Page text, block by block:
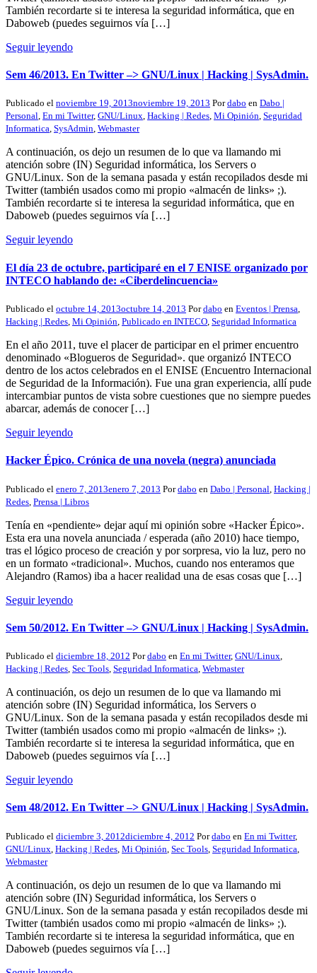
También recordarte si te interesa la seguridad informática, que en
Daboweb (puedes seguirnos vía […]
Seguir leyendo
Sem 46/2013. En Twitter –> GNU/Linux | Hacking | SysAdmin.
Publicado el noviembre 19, 2013noviembre 19, 2013 Pordabo en Dabo |
Personal, En mi Twitter, GNU/Linux, Hacking | Redes, Mi Opinión, Seguridad
Informatica, SysAdmin, Webmaster
A continuación, os dejo un resumen de lo que va llamando mi
atención sobre (IN) Seguridad informática, los Servers o
GNU/Linux. Son de la semana pasada y están recopilados desde mi
Twitter (también usados como mi propio «almacén de links» ;).
También recordarte si te interesa la seguridad informática, que en
Daboweb (puedes seguirnos vía […]
Seguir leyendo
El día 23 de octubre, participaré en el 7 ENISE organizado por
INTECO hablando de: «Ciberdelincuencia»
Publicado el octubre 14, 2013octubre 14, 2013 Pordabo en Eventos | Prensa,
Hacking | Redes, Mi Opinión, Publicado en INTECO, Seguridad Informatica
En el año 2011, tuve el placer de participar en el primer encuentro
denominado «Blogueros de Seguridad». que organizó INTECO
dentro de los actos celebrados en el ENISE (Encuentro Internacional
de Seguridad de la Información). Fue una gran experiencia, allí pude
intercambiar puntos de vista sobre cuestiones que no siempre puedes
abarcar, además de conocer […]
Seguir leyendo
Hacker Épico. Crónica de una novela (negra) anunciada
Publicado el enero 7, 2013enero 7, 2013 Pordabo en Dabo | Personal Hacking |
Redes Prensa | Libros
Tenía en «pendiente» dejar aquí mi opinión sobre «Hacker Épico».
Esta era una novela anunciada / esperada (año 2010) hace tiempo,
tras el lógico proceso de creación y por sorpresa, vio la luz, pero no
en un formato «tradicional». Muchos, cuando nos enteramos que
Alejandro (Ramos) iba a hacer realidad una de esas cosas que […]
Seguir leyendo
Sem 50/2012. En Twitter –> GNU/Linux | Hacking | SysAdmin.
Publicado el diciembre 18, 2012 Pordabo en En mi Twitter, GNU/Linux,
Hacking | Redes, Sec Tools, Seguridad Informatica, Webmaster
A continuación, os dejo un resumen de lo que va llamando mi
atención sobre (IN) Seguridad informática, los Servers o
GNU/Linux. Son de la semana pasada y están recopilados desde mi
Twitter (también usados como mi propio «almacén de links» ;).
También recordarte si te interesa la seguridad informática, que en
Daboweb (puedes seguirnos vía […]
Seguir leyendo
Sem 48/2012. En Twitter –> GNU/Linux | Hacking | SysAdmin.
Publicado el diciembre 3, 2012diciembre 4, 2012 Pordabo en En mi Twitter,
GNU/Linux Hacking | Redes Mi Opinión Sec Tools Seguridad Informatica
Webmaster
A continuación, os dejo un resumen de lo que va llamando mi
atención sobre (IN) Seguridad informática, los Servers o
GNU/Linux. Son de la semana pasada y están recopilados desde mi
Twitter (también usados como mi propio «almacén de links» ;).
También recordarte si te interesa la seguridad informática, que en
Daboweb (puedes seguirnos vía […]